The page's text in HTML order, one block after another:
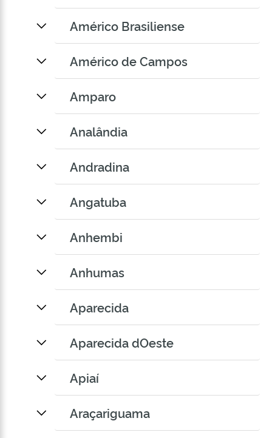
Américo Brasiliense
Américo de Campos
Amparo
Analândia
Andradina
Angatuba
Anhembi
Anhumas
Aparecida
Aparecida dOeste
Apiaí
Araçariguama